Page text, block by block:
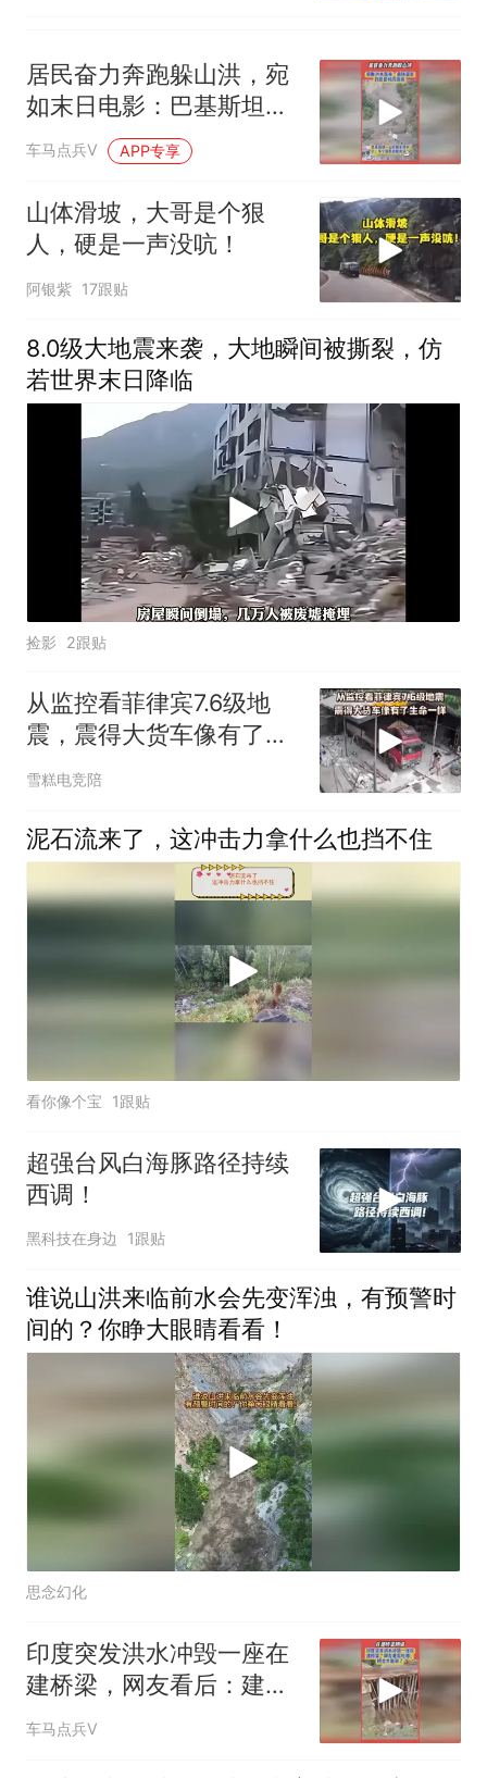
居民奋力奔跑躲山洪，宛
如末日电影：巴基斯坦旁
遮普省爆发山洪
车马点兵V APP专享
山体滑坡，大哥是个狠
人，硬是一声没吭！
阿银紫 17跟贴
8.0级大地震来袭，大地瞬间被撕裂，仿
若世界末日降临
捡影 2跟贴
从监控看菲律宾7.6级地
震，震得大货车像有了生
命一样
雪糕电竞陪
泥石流来了，这冲击力拿什么也挡不住
看你像个宝 1跟贴
超强台风白海豚路径持续
西调！
黑科技在身边 1跟贴
谁说山洪来临前水会先变浑浊，有预警时
间的？你睁大眼睛看看！
思念幻化
印度突发洪水冲毁一座在
建桥梁，网友看后：建好
了也撑不了多久
车马点兵V